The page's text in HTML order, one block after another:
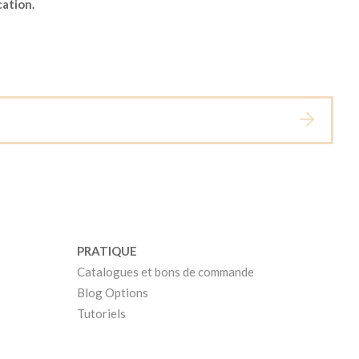
PRATIQUE
Catalogues et bons de commande
Blog Options
Tutoriels